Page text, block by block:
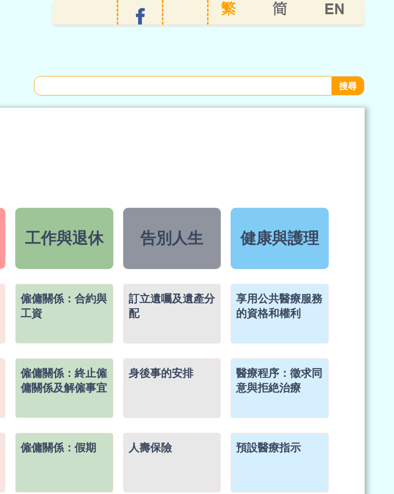
EN
简
繁
工作與退休
僱傭關係：合約與
工資
僱傭關係：終止僱
傭關係及解僱事宜
僱傭關係：假期
告別人生
訂立遺囑及遺產分
配
身後事的安排
人壽保險
健康與護理
享用公共醫療服務
的資格和權利
醫療程序：徵求同
意與拒絶治療
預設醫療指示